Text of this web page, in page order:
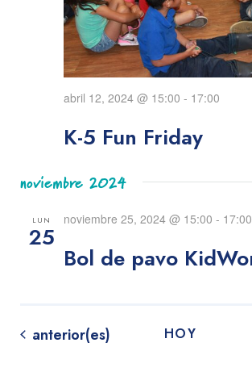
K-5 Fun Friday
abril 12, 2024 @ 15:00 - 17:00
noviembre 2024
LUN
25
Bol de pavo
noviembre 25, 2024 @ 15:00 - 17:00
Eventos
anterior(es) HOY